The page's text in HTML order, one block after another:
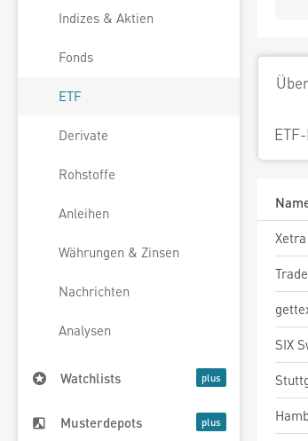
Indizes & Aktien
Fonds
ETF
Derivate
Rohstoffe
Anleihen
Währungen & Zinsen
Nachrichten
Analysen
Watchlists
Musterdepots
SIX